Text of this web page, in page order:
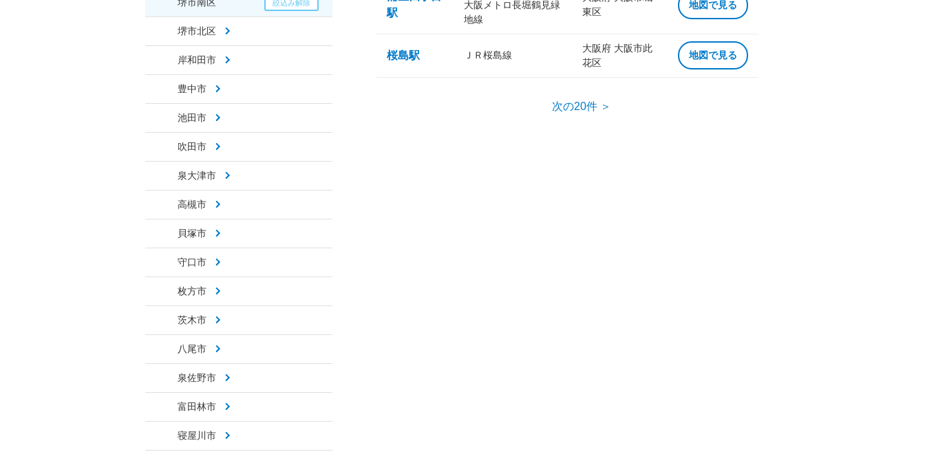
堺市北区
岸和田市
豊中市
池田市
吹田市
泉大津市
高槻市
貝塚市
守口市
枚方市
茨木市
八尾市
泉佐野市
富田林市
寝屋川市
駅
大阪メトロ長堀鶴見緑
地線
東区
地図で見る
桜島駅 ＪＲ桜島線
大阪府 大阪市此
花区
地図で見る
次の20件 ＞